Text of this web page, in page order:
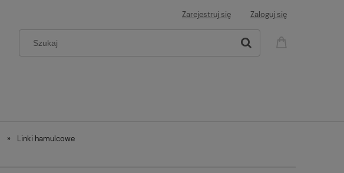
Zarejestruj się Zaloguj się
» Linki hamulcowe